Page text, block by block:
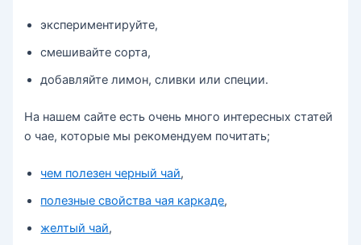
экспериментируйте,
смешивайте сорта,
добавляйте лимон, сливки или специи.
На нашем сайте есть очень много интересных статей
о чае, которые мы рекомендуем почитать;
чем полезен черный чай,
полезные свойства чая каркаде,
желтый чай,